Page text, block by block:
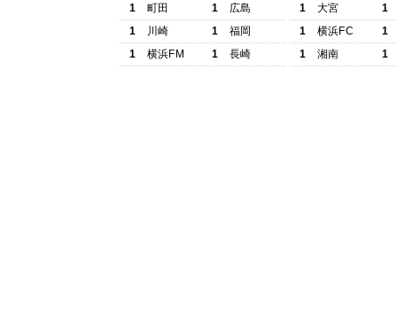
1
町田 1
広島
1
川崎 1
福岡
1
横浜FM 1 長崎
1
大宮
1
1
横浜FC
1
1
湘南 1